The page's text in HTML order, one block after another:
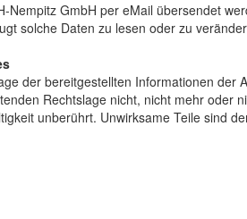
GmbH per eMail übersendet
solche Daten zu lesen oder zu
der bereitgestellten Informationen
Rechtslage nicht, nicht mehr oder
unberührt. Unwirksame Teile sind